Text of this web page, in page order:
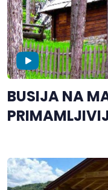
BUSIJA NA